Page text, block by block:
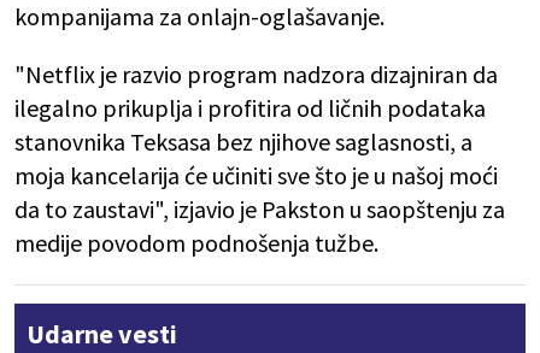
kompanijama za onlajn-oglašavanje.
"Netflix je razvio program nadzora dizajniran da
ilegalno prikuplja i profitira od ličnih podataka
stanovnika Teksasa bez njihove saglasnosti, a
moja kancelarija će učiniti sve što je u našoj moći
da to zaustavi", izjavio je Pakston u saopštenju za
medije povodom podnošenja tužbe.
Udarne vesti